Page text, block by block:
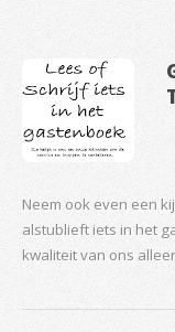
Neem ook even een
alstublieft iets in het
kwaliteit van ons